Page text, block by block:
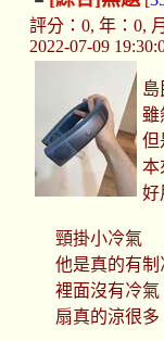
評分：0, 年：0,
2022-07-09
島
雖
但
本
好
頸掛小冷氣
他是真的有
裡面沒有冷
扇真的涼很多